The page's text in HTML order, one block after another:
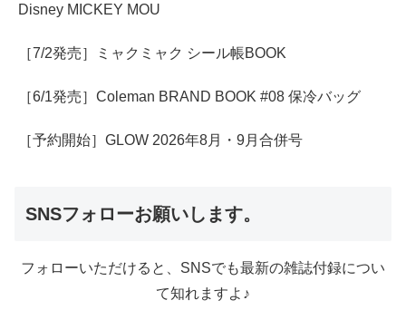
Disney MICKEY MOU
［7/2発売］ミャクミャク シール帳BOOK
［6/1発売］Coleman BRAND BOOK #08 保冷バッグ
［予約開始］GLOW 2026年8月・9月合併号
SNSフォローお願いします。
フォローいただけると、SNSでも最新の雑誌付録につい
て知れますよ♪